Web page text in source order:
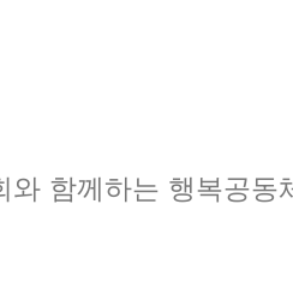
함께하는 행복공동